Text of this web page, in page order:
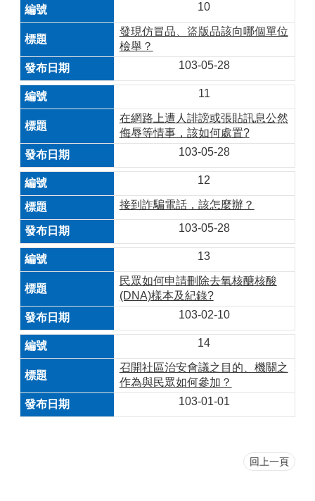
10
發現仿冒品、盜版品該向哪個單位
檢舉？
103-05-28
11
在網路上遭人誹謗或張貼訊息公然
侮辱等情事，該如何處置?
103-05-28
12
接到詐騙電話，該怎麼辦？
103-05-28
13
民眾如何申請刪除去氧核醣核酸
(DNA)樣本及紀錄?
103-02-10
14
召開社區治安會議之目的、機關之
作為與民眾如何參加？
103-01-01
回上一頁